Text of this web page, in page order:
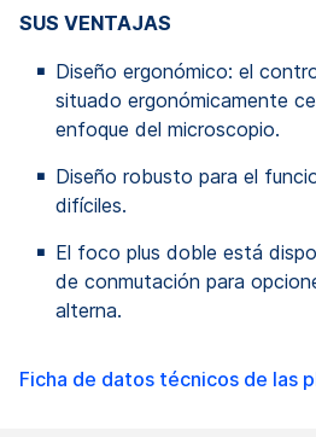
SUS VENTAJAS
Diseño ergonómico: el
situado ergonómicamente
enfoque del microscopio.
Diseño robusto para el
difíciles.
El foco plus doble está
de conmutación para
alterna.
Ficha de datos técnicos de las